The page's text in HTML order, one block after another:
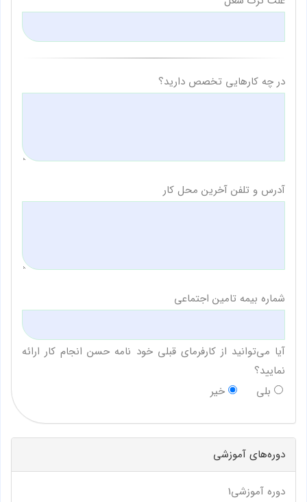
در چه کارهایی تخصص دارید؟
آدرس و تلفن آخرین محل کار
شماره بیمه تامین اجتماعی
آیا می‌توانید از کارفرمای قبلی خود نامه حسن انجام کار ارائه
نمایید؟
بلی
خیر
دوره‌های آموزشی
دوره آموزشی1